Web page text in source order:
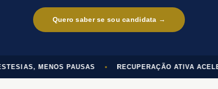
Quero saber se sou candidata →
PAUSAS • RECUPERAÇÃO ATIVA ACELERADA: